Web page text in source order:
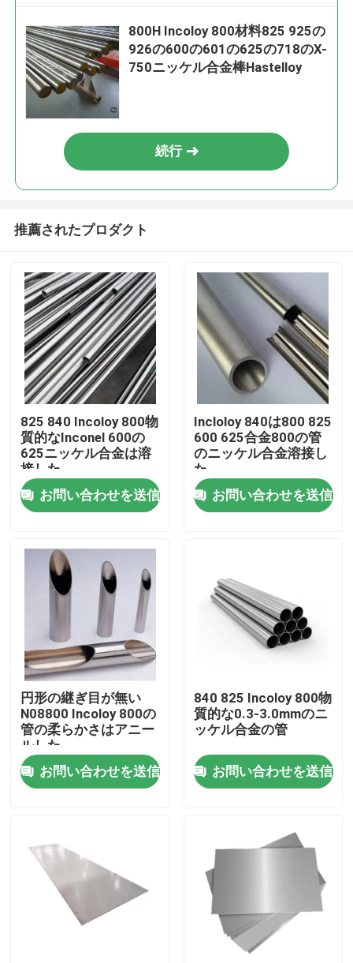
家
製品
私達について
工場旅行
品質管理
私達に連絡しなさい
インコネル625素材
インコロイ800素材
800H Incoloy 800材料825 925の
926の600の601の625の718のX-
750ニッケル合金棒Hastelloy
続行
推薦されたプロダクト
825 840 Incoloy 800物
質的なInconel 600の
625ニッケル合金は溶
接した
お問い合わせを送信
Incloloy 840は800 825
600 625合金800の管
のニッケル合金溶接し
た
お問い合わせを送信
円形の継ぎ目が無い
N08800 Incoloy 800の
管の柔らかさはアニー
ルした
お問い合わせを送信
840 825 Incoloy 800物
質的な0.3-3.0mmのニ
ッケル合金の管
お問い合わせを送信